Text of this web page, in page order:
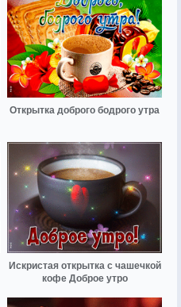
Открытка доброго бодрого утра
Искристая открытка с чашечкой
кофе Доброе утро